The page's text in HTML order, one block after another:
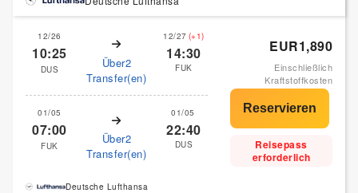
12/26
10:25
DUS
Über2
Transfer(en)
12/27 (+1)
14:30
FUK
01/05
07:00
FUK
Über2
Transfer(en)
01/05
22:40
DUS
EUR1,890
Einschließlich
Kraftstoffkosten
Reisepass
erforderlich
Deutsche Lufthansa